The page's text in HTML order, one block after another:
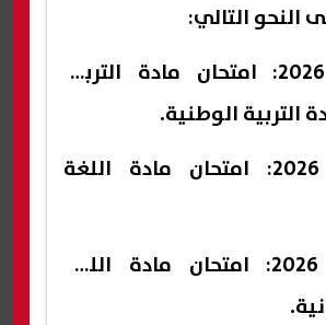
النحو التالي:
21 يونيو 2026: امتحان مادة التربية
التربية الوطنية.
28 يونيو 2026: امتحان مادة اللغة
30 يونيو 2026: امتحان مادة اللغة